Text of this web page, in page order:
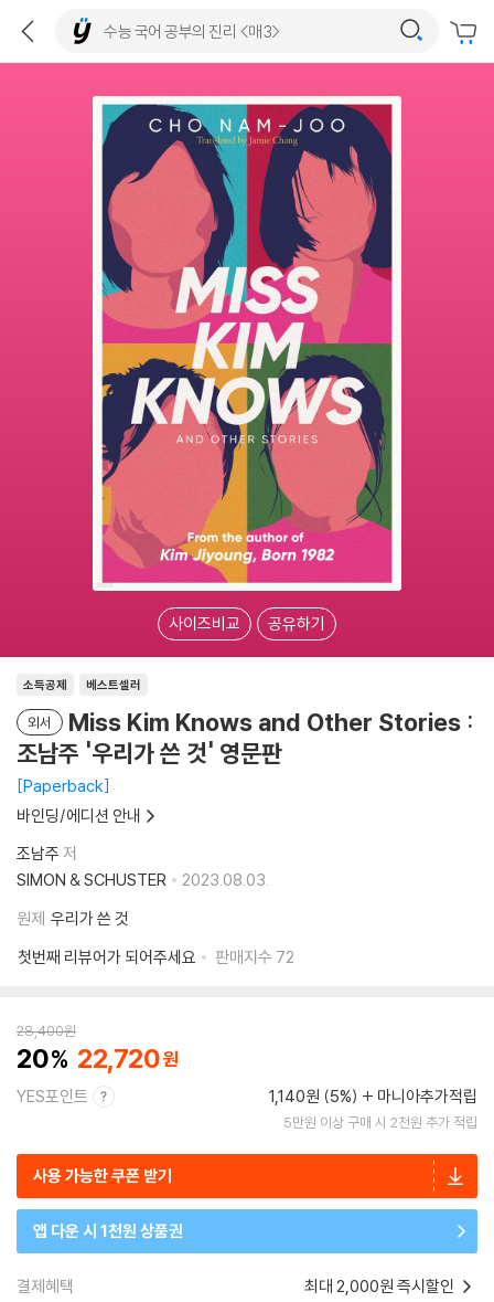
사이즈비교 공유하기
소득공제 베스트셀러
외서
Miss Kim Knows and Other Stories :
조남주 '우리가 쓴 것' 영문판
Paperback
바인딩/에디션 안내
조남주 저
SIMON & SCHUSTER
2023.08.03.
원제 우리가 쓴 것
첫번째 리뷰어가 되어주세요
판매지수 72
28,400원
20 22,720
YES포인트 1,140원 (5%) 마니아추가적립
5만원 이상 구매 시 2천원 추가 적립
사용 가능한 쿠폰 받기
앱 다운 시 1천원 상품권
결제혜택 최대 2,000원 즉시할인